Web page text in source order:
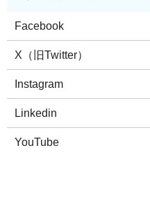
Facebook
X（旧Twitter）
Instagram
Linkedin
YouTube